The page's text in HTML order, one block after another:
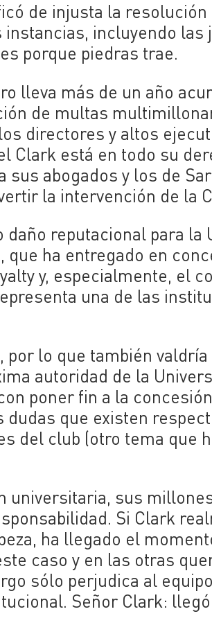
de injusta la resolución
incluyendo las
porque piedras trae.
lleva más de un año
de multas
directores y altos
Clark está en todo su
abogados y los de
la intervención de la
reputacional para la
ha entregado en
y, especialmente, el
una de las
lo que también
autoridad de la
poner fin a la
que existen
del club (otro tema que
universitaria, sus
Si Clark
ha llegado el
caso y en las otras
sólo perjudica al
Señor Clark: